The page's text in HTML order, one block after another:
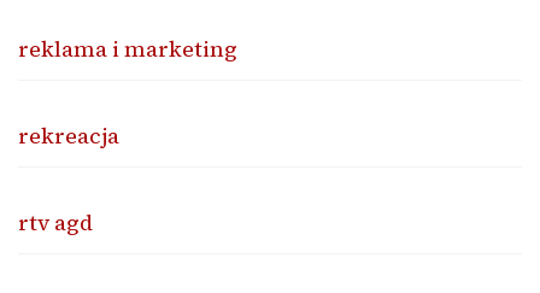
reklama i marketing
rekreacja
rtv agd